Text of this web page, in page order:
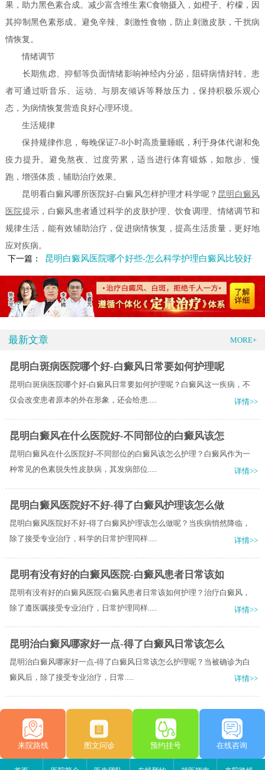
果，助力黑色素合成。减少富含维生素C食物摄入，如橙子、柠檬，因
其抑制黑色素形成。避免辛辣、刺激性食物，防止刺激皮肤，干扰病
情恢复。
情绪调节
长期焦虑、抑郁等负面情绪影响神经内分泌，阻碍病情好转。患
者可通过听音乐、运动、与朋友倾诉等释放压力，保持积极乐观心
态，为病情恢复营造良好心理环境。
生活规律
保持规律作息，每晚保证7-8小时高质量睡眠，利于身体代谢和免
疫力提升。避免熬夜、过度劳累，适当进行体育锻炼，如散步、慢
跑，增强体质，辅助治疗效果。
昆明看白癜风哪所医院好-白癜风怎样护理才科学呢？ 昆明白癜风
医院提示，白癜风患者通过科学的皮肤护理、饮食调理、情绪调节和
规律生活，能有效辅助治疗，促进病情恢复，提高生活质量，更好地
应对疾病。
下一篇：
昆明白癜风医院哪个好些-怎么科学护理白癜风比较好
最新文章 MORE+
昆明白斑病医院哪个好-白癜风日常要如何护理呢
昆明白斑病医院哪个好-白癜风日常要如何护理呢？白癜风这一疾病，不
仅会改变患者原本的外在形象，还会给患.....
详情>>
昆明白癜风在什么医院好-不同部位的白癜风该怎
昆明白癜风在什么医院好-不同部位的白癜风该怎么护理？白癜风作为一
种常见的色素脱失性皮肤病，其发病部位.....
详情>>
昆明白癜风医院好不好-得了白癜风护理该怎么做
昆明白癜风医院好不好-得了白癜风护理该怎么做呢？当疾病悄然降临，
除了接受专业治疗，科学的日常护理同样.....
详情>>
昆明有没有好的白癜风医院-白癜风患者日常该如
昆明有没有好的白癜风医院-白癜风患者日常该如何护理？治疗白癜风，
除了遵医嘱接受专业治疗，日常护理同样.....
详情>>
昆明治白癜风哪家好一点-得了白癜风日常该怎么
昆明治白癜风哪家好一点-得了白癜风日常该怎么护理呢？​当被确诊为白
癜风后，除了接受专业治疗，日常.....
详情>>
来院路线 图文问诊 预约挂号 在线咨询